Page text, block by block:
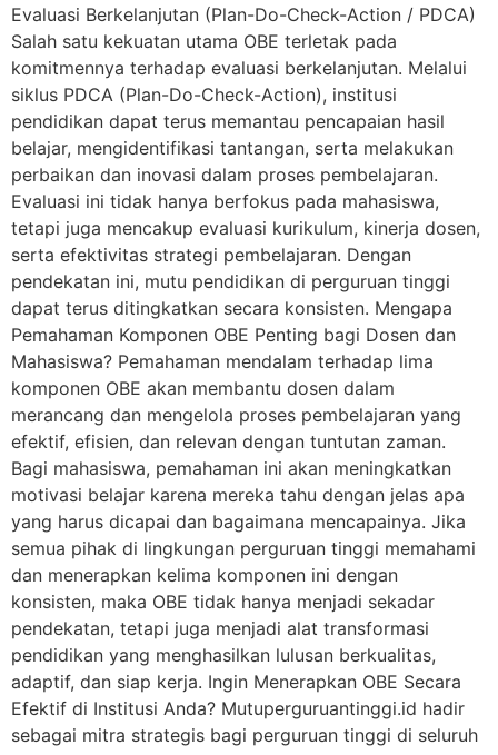
Evaluasi Berkelanjutan (Plan-Do-Check-Action / PDCA)
Salah satu kekuatan utama OBE terletak pada
komitmennya terhadap evaluasi berkelanjutan. Melalui
siklus PDCA (Plan-Do-Check-Action), institusi
pendidikan dapat terus memantau pencapaian hasil
belajar, mengidentifikasi tantangan, serta melakukan
perbaikan dan inovasi dalam proses pembelajaran.
Evaluasi ini tidak hanya berfokus pada mahasiswa,
tetapi juga mencakup evaluasi kurikulum, kinerja dosen,
serta efektivitas strategi pembelajaran. Dengan
pendekatan ini, mutu pendidikan di perguruan tinggi
dapat terus ditingkatkan secara konsisten. Mengapa
Pemahaman Komponen OBE Penting bagi Dosen dan
Mahasiswa? Pemahaman mendalam terhadap lima
komponen OBE akan membantu dosen dalam
merancang dan mengelola proses pembelajaran yang
efektif, efisien, dan relevan dengan tuntutan zaman.
Bagi mahasiswa, pemahaman ini akan meningkatkan
motivasi belajar karena mereka tahu dengan jelas apa
yang harus dicapai dan bagaimana mencapainya. Jika
semua pihak di lingkungan perguruan tinggi memahami
dan menerapkan kelima komponen ini dengan
konsisten, maka OBE tidak hanya menjadi sekadar
pendekatan, tetapi juga menjadi alat transformasi
pendidikan yang menghasilkan lulusan berkualitas,
adaptif, dan siap kerja. Ingin Menerapkan OBE Secara
Efektif di Institusi Anda? Mutuperguruantinggi.id hadir
sebagai mitra strategis bagi perguruan tinggi di seluruh